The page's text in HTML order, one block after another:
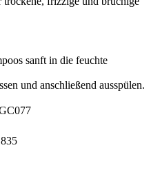
sanft in die feuchte
und anschließend ausspülen.